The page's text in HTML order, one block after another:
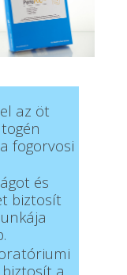
az öt
fogorvosi
és
biztosít
a